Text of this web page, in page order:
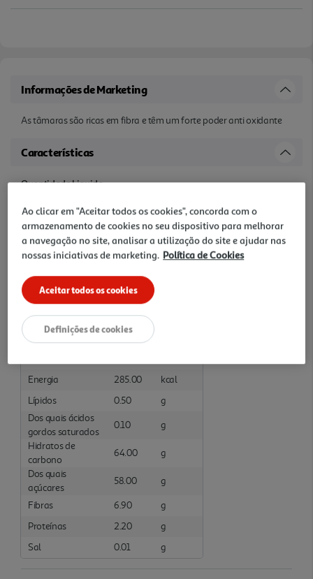
Informações de Marketing
As tâmaras são ricas em fibra e têm um forte poder anti oxidante
Características
Quantidade Liquida
Ingredientes/Composição
Tâmaras e conservante: E202. Pode conter vestígios de SULFITOS.
Informações Nutricionais
Valores Nutricionais por: 100 Gramas :Preparado
Nutrientes
Energia
285.00
kcal
Lípidos
0.50
g
Dos quais ácidos
gordos saturados
0.10
g
Hidratos de
carbono
64.00
g
Dos quais
açúcares
58.00 g
Fibras 6.90
g
Proteínas
2.20
g
Sal
0.01 g
Ao clicar em "Aceitar todos os cookies", concorda com o
armazenamento de cookies no seu dispositivo para melhorar
a navegação no site, analisar a utilização do site e ajudar nas
nossas iniciativas de marketing. Política de Cookies
Aceitar todos os cookies
Definições de cookies